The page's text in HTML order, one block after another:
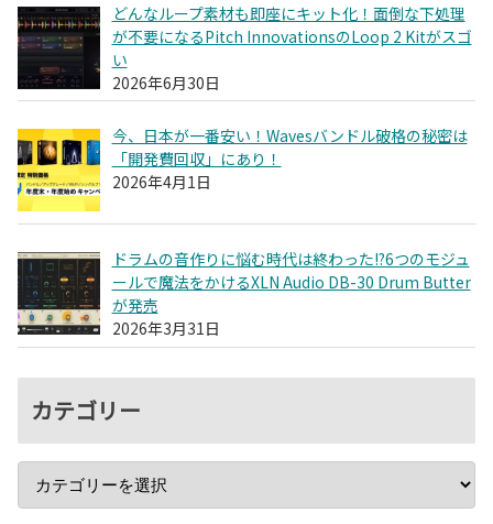
どんなループ素材も即座にキット化！面倒な下処理
が不要になるPitch InnovationsのLoop 2 Kitがスゴ
い
2026年6月30日
今、日本が一番安い！Wavesバンドル破格の秘密は
「開発費回収」にあり！
2026年4月1日
ドラムの音作りに悩む時代は終わった!?6つのモジュ
ールで魔法をかけるXLN Audio DB-30 Drum Butter
が発売
2026年3月31日
カテゴリー